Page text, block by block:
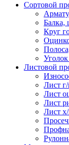
Сортовой
Балка,
Круг
Листовой
Лист
Лист
Лист
Лист